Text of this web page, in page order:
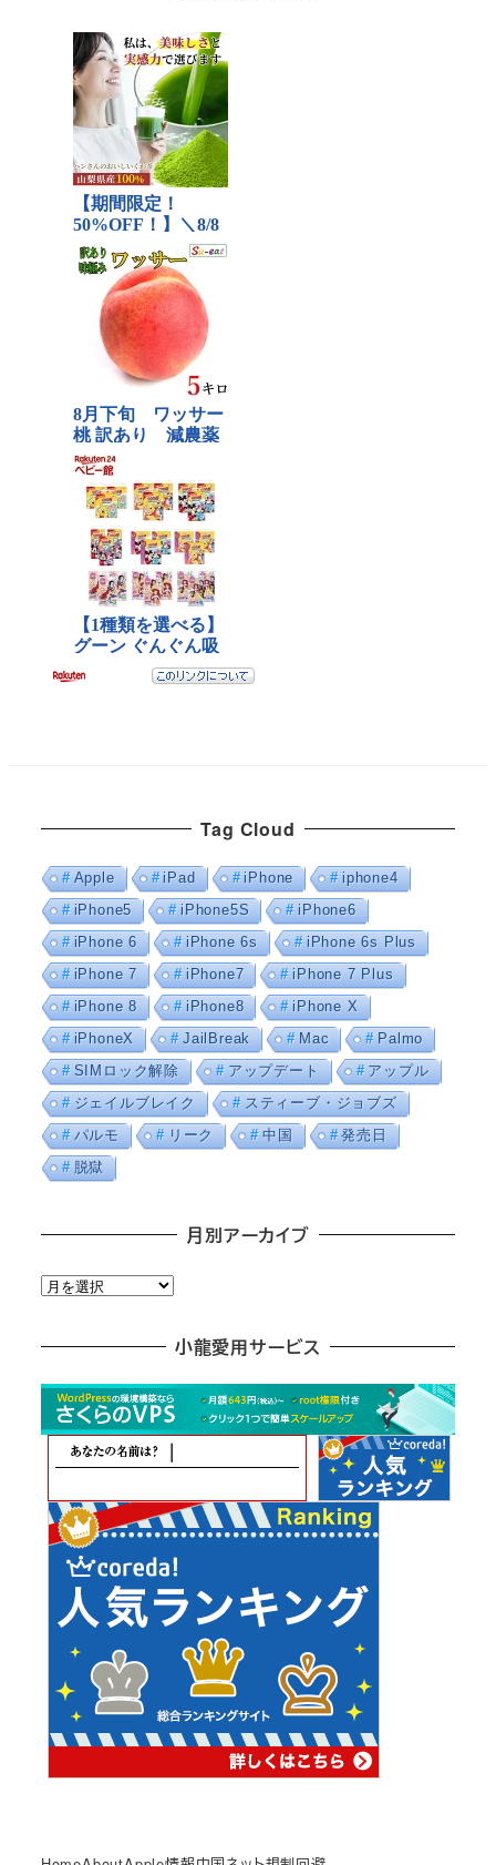
Tag Cloud
Apple iPad iPhone
iphone4
iPhone5
iPhone5S
iPhone6
iPhone 6
iPhone 6s
iPhone 6s Plus
iPhone 7
iPhone7
iPhone 7 Plus
iPhone 8
iPhone8
iPhone X
iPhoneX
JailBreak Mac
Palmo
SIMロック解除
アップデート
アップル
ジェイルブレイク
スティーブ・ジョブズ
パルモ
リーク 中国
発売日
脱獄
月別アーカイブ
月
カ
小龍愛用サービス